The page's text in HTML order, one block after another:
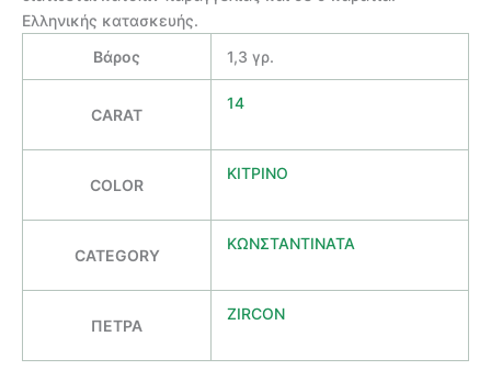
Ελληνικής κατασκευής.
Βάρος
1,3 γρ.
CARAT
14
COLOR
ΚΙΤΡΙΝΟ
CATEGORY
ΚΩΝΣΤΑΝΤΙΝΑΤΑ
ΠΕΤΡΑ
ZIRCON